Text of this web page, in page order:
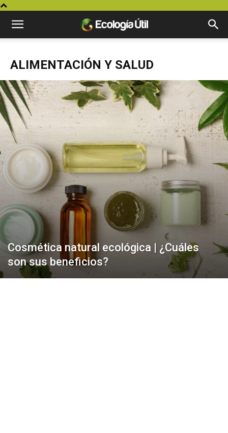
ALIMENTACIÓN Y SALUD
Cosmética natural ecológica | ¿Cuáles
son sus beneficios?